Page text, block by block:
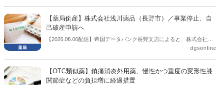
【薬局倒産】株式会社浅川薬品（長野市）／事業停止、自
己破産申請へ
【2026.08.06配信】帝国データバンク長野支店によると、株式会社浅
川薬品（長野市）は7月31日に事業を停止し、自己破産申請の準備に
dgsonline
【OTC類似薬】鎮痛消炎外用薬、慢性かつ重度の変形性膝
関節症などの負担増に経過措置